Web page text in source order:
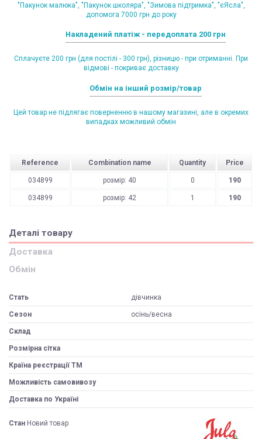
"Пакунок малюка", "Пакунок школяра", "Зимова підтримка", "єЯсла",
допомога 7000 грн до року
Накладений платіж - передоплата 200 грн
Сплачуєте 200 грн (для постілі - 300 грн), різницю - при отриманні. При
відмові - покриває доставку
Обмін на інший розмір/товар
Цей товар не підлягає поверненню в нашому магазині, але в окремих
випадках можливий обмін
Reference Combination name Quantity Price
034899 розмір: 40 0 190
034899 розмір: 42 1 190
Деталі товару
Доставка
Обмін
Стать дівчинка
Сезон осінь/весна
Склад
Розмірна сітка
Країна реєстрації ТМ
Можливість самовивозу
Доставка по Україні
Стан Новий товар